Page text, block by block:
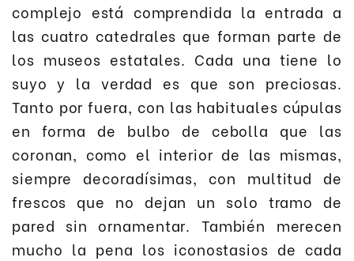
complejo está comprendida la entrada a
las cuatro catedrales que forman parte de
los museos estatales. Cada una tiene lo
suyo y la verdad es que son preciosas.
Tanto por fuera, con las habituales cúpulas
en forma de bulbo de cebolla que las
coronan, como el interior de las mismas,
siempre decoradísimas, con multitud de
frescos que no dejan un solo tramo de
pared sin ornamentar. También merecen
mucho la pena los iconostasios de cada